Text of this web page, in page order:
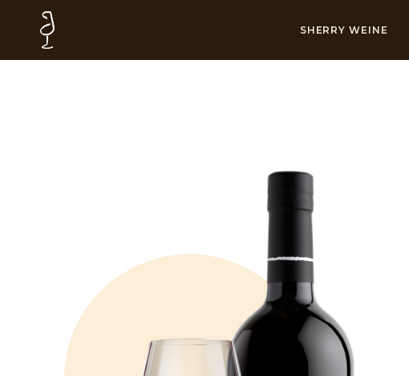
SHERRY WEINE